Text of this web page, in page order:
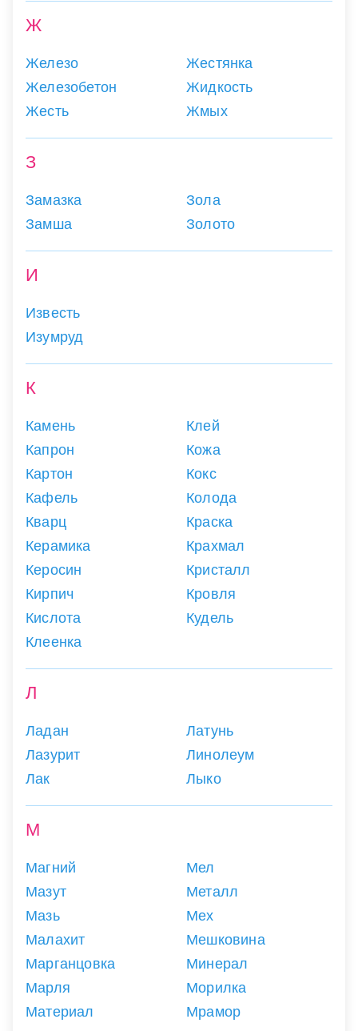
Ж
Железо
Железобетон
Жесть
Жестянка
Жидкость
Жмых
З
Замазка
Замша
Зола
Золото
И
Известь
Изумруд
К
Камень
Капрон
Картон
Кафель
Кварц
Керамика
Керосин
Кирпич
Кислота
Клеенка
Клей
Кожа
Кокс
Колода
Краска
Крахмал
Кристалл
Кровля
Кудель
Л
Ладан
Лазурит
Лак
Латунь
Линолеум
Лыко
М
Магний
Мазут
Мазь
Малахит
Марганцовка
Марля
Материал
Мел
Металл
Мех
Мешковина
Минерал
Морилка
Мрамор